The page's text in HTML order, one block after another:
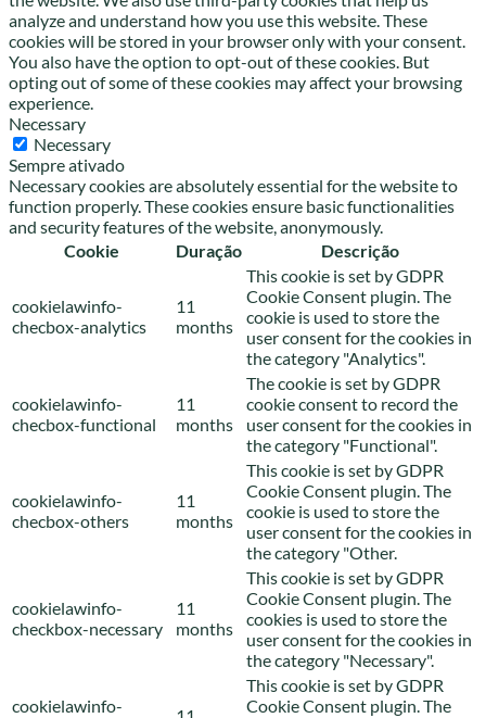
analyze and understand how you use this website. These
cookies will be stored in your browser only with your consent.
You also have the option to opt-out of these cookies. But
opting out of some of these cookies may affect your browsing
experience.
Necessary
Necessary
Sempre ativado
Necessary cookies are absolutely essential for the website to
function properly. These cookies ensure basic functionalities
and security features of the website, anonymously.
Cookie
Duração Descrição
cookielawinfo-
checbox-analytics
11
months
This cookie is set by GDPR
Cookie Consent plugin. The
cookie is used to store the
user consent for the cookies in
the category "Analytics".
cookielawinfo-
checbox-functional
11
months
The cookie is set by GDPR
cookie consent to record the
user consent for the cookies in
the category "Functional".
cookielawinfo-
checbox-others
11
months
This cookie is set by GDPR
Cookie Consent plugin. The
cookie is used to store the
user consent for the cookies in
the category "Other.
cookielawinfo-
checkbox-necessary
11
months
This cookie is set by GDPR
Cookie Consent plugin. The
cookies is used to store the
user consent for the cookies in
the category "Necessary".
cookielawinfo-
This cookie is set by GDPR
Cookie Consent plugin. The